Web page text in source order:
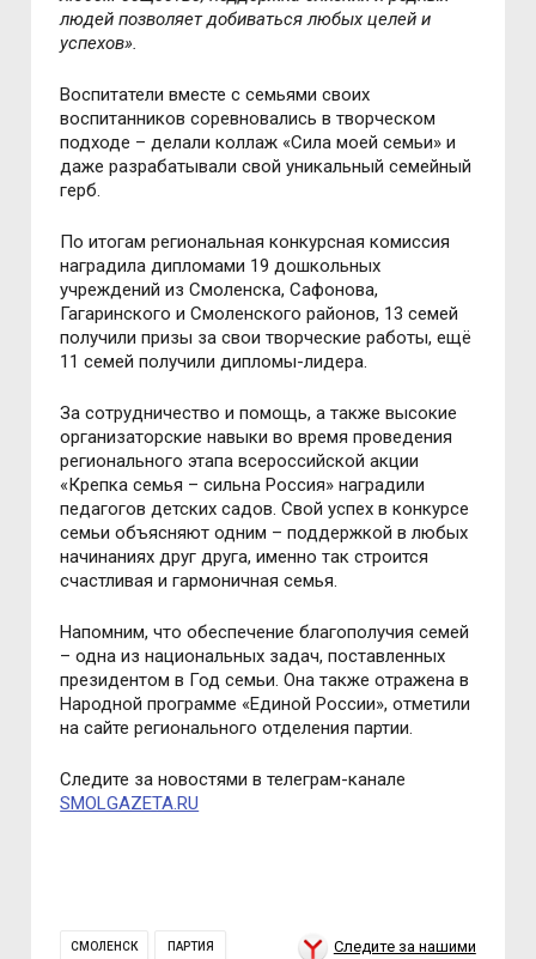
людей позволяет добиваться любых целей и
успехов».
Воспитатели вместе с семьями своих
воспитанников соревновались в творческом
подходе – делали коллаж «Сила моей семьи» и
даже разрабатывали свой уникальный семейный
герб.
По итогам региональная конкурсная комиссия
наградила дипломами 19 дошкольных
учреждений из Смоленска, Сафонова,
Гагаринского и Смоленского районов, 13 семей
получили призы за свои творческие работы, ещё
11 семей получили дипломы-лидера.
За сотрудничество и помощь, а также высокие
организаторские навыки во время проведения
регионального этапа всероссийской акции
«Крепка семья – сильна Россия» наградили
педагогов детских садов.Свой успех в конкурсе
семьи объясняют одним – поддержкой в любых
начинаниях друг друга, именно так строится
счастливая и гармоничная семья.
Напомним, что обеспечение благополучия семей
– одна из национальных задач, поставленных
президентом в Год семьи. Она также отражена в
Народной программе «Единой России», отметили
на сайте регионального отделения партии.
Следите за новостями в телеграм-канале
SMOLGAZETA.RU
СМОЛЕНСК ПАРТИЯ
Следите за нашими